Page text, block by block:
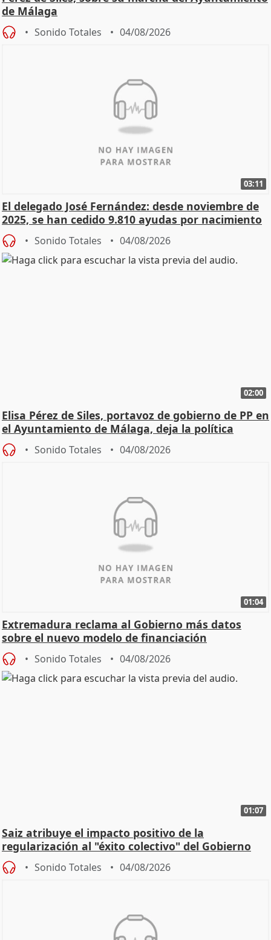
de Málaga
Sonido Totales 04/08/2026
03:11
El delegado José Fernández: desde noviembre de
2025, se han cedido 9.810 ayudas por nacimiento
Sonido Totales 04/08/2026
02:00
Elisa Pérez de Siles, portavoz de gobierno de PP en
el Ayuntamiento de Málaga, deja la política
Sonido Totales 04/08/2026
01:04
Extremadura reclama al Gobierno más datos
sobre el nuevo modelo de financiación
Sonido Totales 04/08/2026
01:07
Saiz atribuye el impacto positivo de la
regularización al "éxito colectivo" del Gobierno
Sonido Totales 04/08/2026